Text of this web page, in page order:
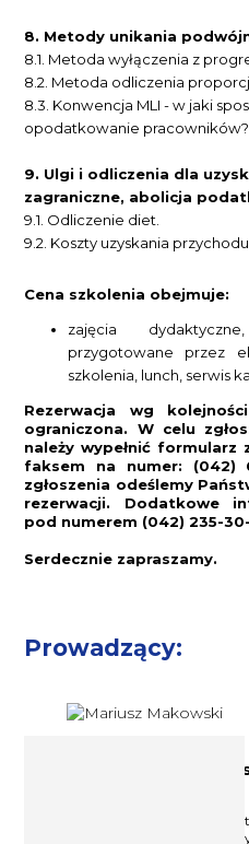
8. Metody unikania
8.1. Metoda wyłączenia z
8.2. Metoda odliczenia
8.3. Konwencja MLI - w jaki
opodatkowanie pracowników?
9. Ulgi i odliczenia dla
zagraniczne, abolicja
9.1. Odliczenie diet.
9.2. Koszty uzyskania przychodu.
Cena szkolenia obejmuje:
zajęcia
przygotowane przez
szkolenia, lunch, serwis
Rezerwacja wg
ograniczona. W celu
należy wypełnić formularz
faksem na numer: (042)
zgłoszenia odeślemy
rezerwacji. Dodatkowe
pod numerem (042) 235-
Serdecznie zapraszamy.
Prowadzący:
Doradca podatkowy
Doradca podatkowy, trener,
opodatkowania dochodów